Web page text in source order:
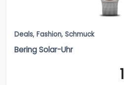
Deals, Fashion, Schmuck
Bering Solar-Uhr